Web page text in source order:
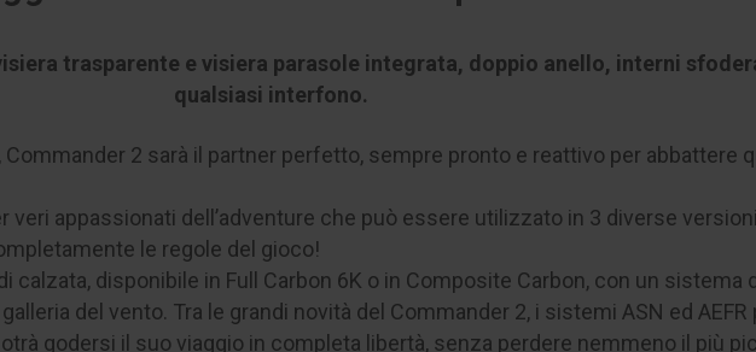
trasparente e visiera parasole integrata, doppio anello, interni
qualsiasi interfono.
2 sarà il partner perfetto, sempre pronto e reattivo per abbattere
appassionati dell’adventure che può essere utilizzato in 3 diverse
le regole del gioco!
disponibile in Full Carbon 6K o in Composite Carbon, con un sistema
del vento. Tra le grandi novità del Commander 2, i sistemi ASN ed
godersi il suo viaggio in completa libertà, senza perdere nemmeno il più